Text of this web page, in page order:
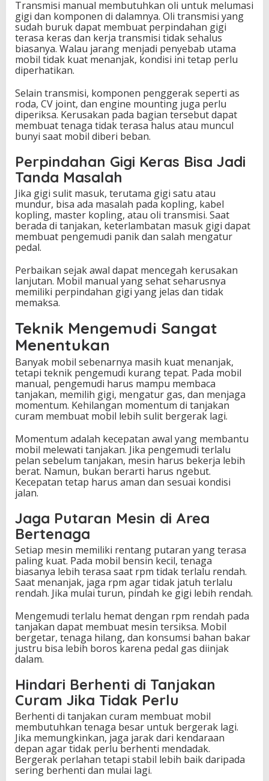
Transmisi manual membutuhkan oli untuk melumasi
gigi dan komponen di dalamnya. Oli transmisi yang
sudah buruk dapat membuat perpindahan gigi
terasa keras dan kerja transmisi tidak sehalus
biasanya. Walau jarang menjadi penyebab utama
mobil tidak kuat menanjak, kondisi ini tetap perlu
diperhatikan.
Selain transmisi, komponen penggerak seperti as
roda, CV joint, dan engine mounting juga perlu
diperiksa. Kerusakan pada bagian tersebut dapat
membuat tenaga tidak terasa halus atau muncul
bunyi saat mobil diberi beban.
Perpindahan Gigi Keras Bisa Jadi
Tanda Masalah
Jika gigi sulit masuk, terutama gigi satu atau
mundur, bisa ada masalah pada kopling, kabel
kopling, master kopling, atau oli transmisi. Saat
berada di tanjakan, keterlambatan masuk gigi dapat
membuat pengemudi panik dan salah mengatur
pedal.
Perbaikan sejak awal dapat mencegah kerusakan
lanjutan. Mobil manual yang sehat seharusnya
memiliki perpindahan gigi yang jelas dan tidak
memaksa.
Teknik Mengemudi Sangat
Menentukan
Banyak mobil sebenarnya masih kuat menanjak,
tetapi teknik pengemudi kurang tepat. Pada mobil
manual, pengemudi harus mampu membaca
tanjakan, memilih gigi, mengatur gas, dan menjaga
momentum. Kehilangan momentum di tanjakan
curam membuat mobil lebih sulit bergerak lagi.
Momentum adalah kecepatan awal yang membantu
mobil melewati tanjakan. Jika pengemudi terlalu
pelan sebelum tanjakan, mesin harus bekerja lebih
berat. Namun, bukan berarti harus ngebut.
Kecepatan tetap harus aman dan sesuai kondisi
jalan.
Jaga Putaran Mesin di Area
Bertenaga
Setiap mesin memiliki rentang putaran yang terasa
paling kuat. Pada mobil bensin kecil, tenaga
biasanya lebih terasa saat rpm tidak terlalu rendah.
Saat menanjak, jaga rpm agar tidak jatuh terlalu
rendah. Jika mulai turun, pindah ke gigi lebih rendah.
Mengemudi terlalu hemat dengan rpm rendah pada
tanjakan dapat membuat mesin tersiksa. Mobil
bergetar, tenaga hilang, dan konsumsi bahan bakar
justru bisa lebih boros karena pedal gas diinjak
dalam.
Hindari Berhenti di Tanjakan
Curam Jika Tidak Perlu
Berhenti di tanjakan curam membuat mobil
membutuhkan tenaga besar untuk bergerak lagi.
Jika memungkinkan, jaga jarak dari kendaraan
depan agar tidak perlu berhenti mendadak.
Bergerak perlahan tetapi stabil lebih baik daripada
sering berhenti dan mulai lagi.